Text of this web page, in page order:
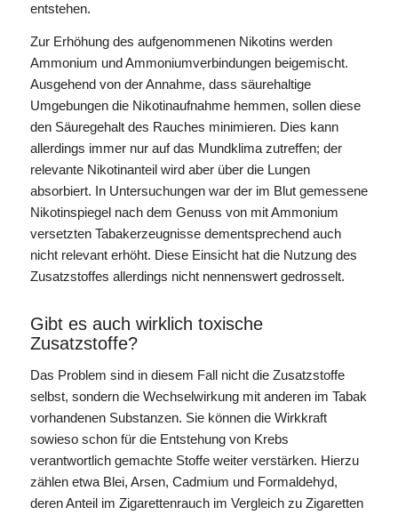
entstehen.
Zur Erhöhung des aufgenommenen Nikotins werden
Ammonium und Ammoniumverbindungen beigemischt.
Ausgehend von der Annahme, dass säurehaltige
Umgebungen die Nikotinaufnahme hemmen, sollen diese
den Säuregehalt des Rauches minimieren. Dies kann
allerdings immer nur auf das Mundklima zutreffen; der
relevante Nikotinanteil wird aber über die Lungen
absorbiert. In Untersuchungen war der im Blut gemessene
Nikotinspiegel nach dem Genuss von mit Ammonium
versetzten Tabakerzeugnisse dementsprechend auch
nicht relevant erhöht. Diese Einsicht hat die Nutzung des
Zusatzstoffes allerdings nicht nennenswert gedrosselt.
Gibt es auch wirklich toxische
Zusatzstoffe?
Das Problem sind in diesem Fall nicht die Zusatzstoffe
selbst, sondern die Wechselwirkung mit anderen im Tabak
vorhandenen Substanzen. Sie können die Wirkkraft
sowieso schon für die Entstehung von Krebs
verantwortlich gemachte Stoffe weiter verstärken. Hierzu
zählen etwa Blei, Arsen, Cadmium und Formaldehyd,
deren Anteil im Zigarettenrauch im Vergleich zu Zigaretten